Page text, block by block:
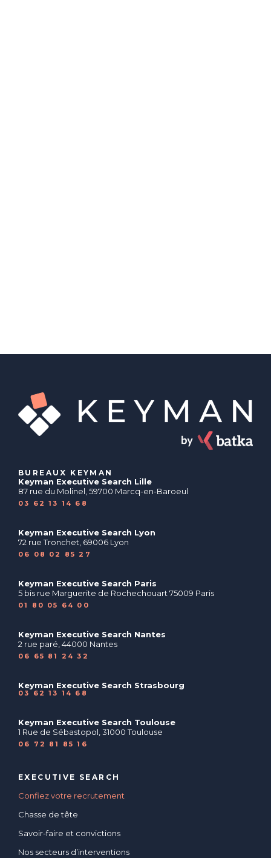
BUREAUX KEYMAN
Keyman Executive Search Lille
87 rue du Molinel, 59700 Marcq-en-Baroeul
03 62 13 14 68
Keyman Executive Search Lyon
72 rue Tronchet, 69006 Lyon
06 08 02 85 27
Keyman Executive Search Paris
5 bis rue Marguerite de Rochechouart 75009 Paris
01 80 05 64 00
Keyman Executive Search Nantes
2 rue paré, 44000 Nantes
06 65 81 24 32
Keyman Executive Search Strasbourg
03 62 13 14 68
Keyman Executive Search Toulouse
1 Rue de Sébastopol, 31000 Toulouse
06 72 81 85 16
EXECUTIVE SEARCH
Confiez votre recrutement
Chasse de tête
Savoir-faire et convictions
Nos secteurs d’interventions